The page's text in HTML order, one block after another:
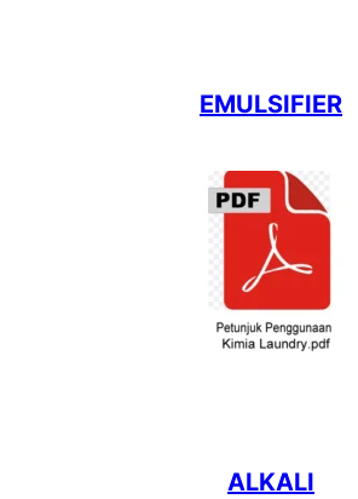
EMULSIFIER
ALKALI